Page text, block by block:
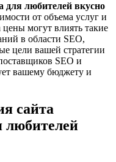
для любителей вкусно
от объема услуг и
могут влиять такие
в области SEO,
цели вашей стратегии
SEO и
вашему бюджету и
сайта
любителей